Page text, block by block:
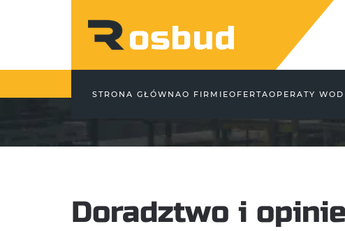
Skip to main content
STRONA GŁÓWNAO FIRMIEOFERTAOPERATY
Doradztwo i